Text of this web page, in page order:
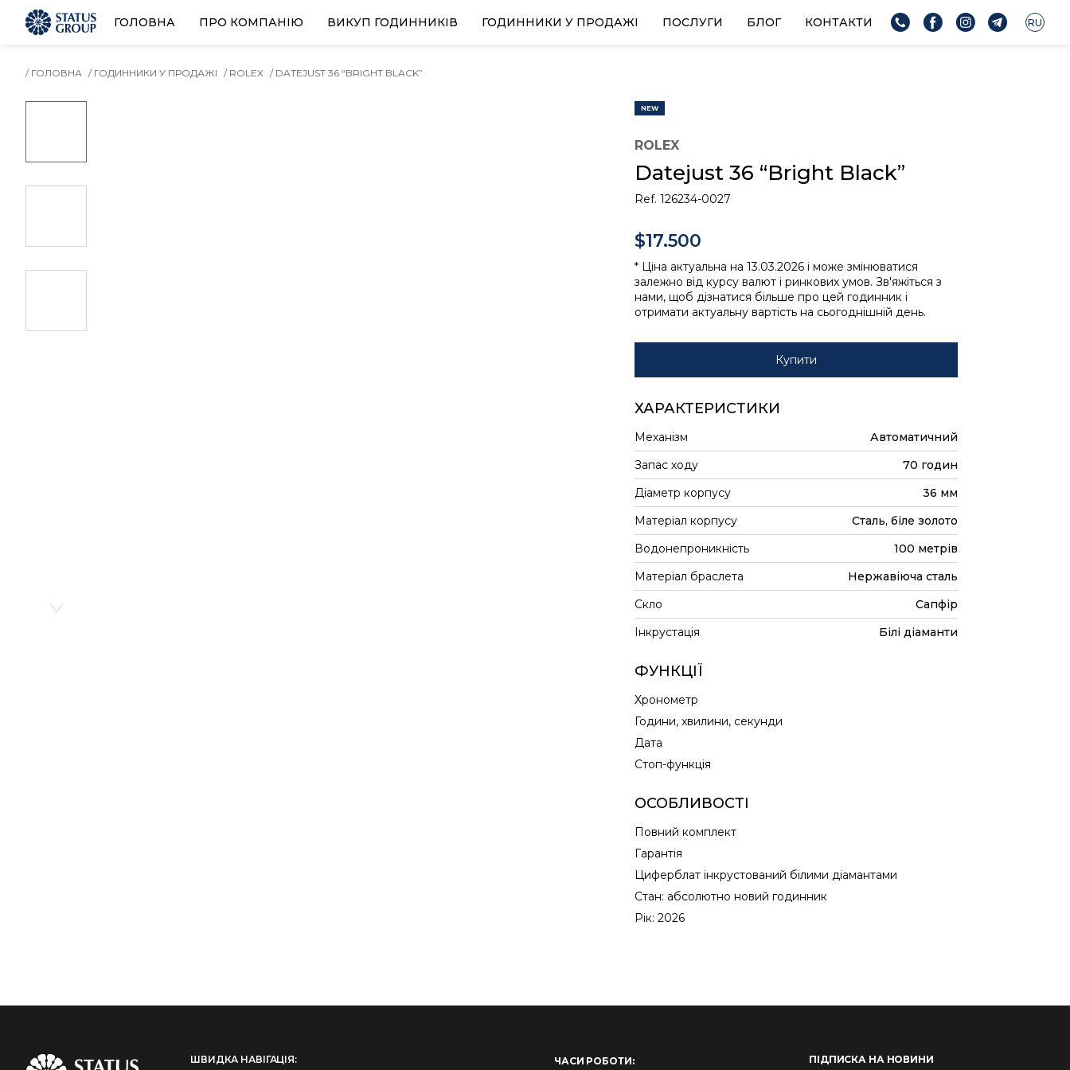
ГОЛОВНА ПРО КОМПАНІЮ ВИКУП ГОДИННИКІВ ГОДИННИКИ У ПРОДАЖІ ПОСЛУГИ БЛОГ КОНТАКТИ RU
/ ГОЛОВНА / ГОДИННИКИ У ПРОДАЖІ / ROLEX / DATEJUST 36 “BRIGHT BLACK”
NEW
ROLEX
Datejust 36 “Bright Black”
Ref. 126234-0027
$17.500
* Ціна актуальна на 13.03.2026 і може змінюватися
залежно від курсу валют і ринкових умов. Зв'яжіться з
нами, щоб дізнатися більше про цей годинник і
отримати актуальну вартість на сьогоднішній день.
Купити
ХАРАКТЕРИСТИКИ
Механізм
Автоматичний
Запас ходу
70 годин
Діаметр корпусу
36 мм
Матеріал корпусу
Сталь, біле золото
Водонепроникність
100 метрів
Матеріал браслета
Нержавіюча сталь
Скло
Сапфір
Інкрустація
Білі діаманти
ФУНКЦІЇ
Хронометр
Години, хвилини, секунди
Дата
Cтоп-функція
ОСОБЛИВОСТІ
Повний комплект
Гарантія
Циферблат інкрустований білими діамантами
Стан: абсолютно новий годинник
Рік: 2026
ШВИДКА НАВІГАЦІЯ: ЧАСИ РОБОТИ: ПІДПИСКА НА НОВИНИ